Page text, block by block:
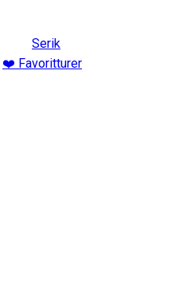
Serik
❤️ Favoritturer